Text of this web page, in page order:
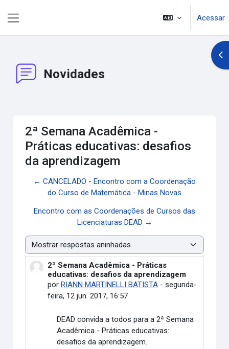
Acessar
Novidades
2ª Semana Acadêmica -
Práticas educativas: desafios
da aprendizagem
← CANCELADO - Encontro com a Coordenação
do Curso de Matemática - Minas Novas
Encontro com as Coordenações de Cursos das
Licenciaturas DEAD →
Modo de visualização
2ª Semana Acadêmica - Práticas
educativas: desafios da aprendizagem
por RIANN MARTINELLI BATISTA- segunda-
feira, 12 jun. 2017, 16:57
Número de respostas: 0
DEAD convida a todos para a 2ª Semana
Acadêmica - Práticas educativas:
desafios da aprendizagem.